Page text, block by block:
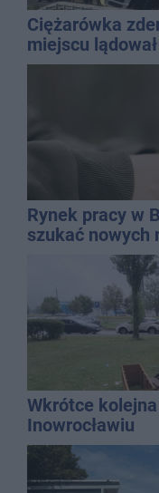
Ciężarówka
miejscu
Rynek pracy w
szukać nowych
Wkrótce
Inowrocławiu